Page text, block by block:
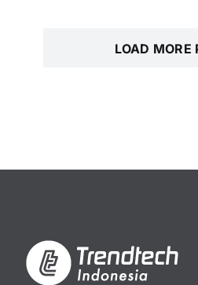
LOAD MORE